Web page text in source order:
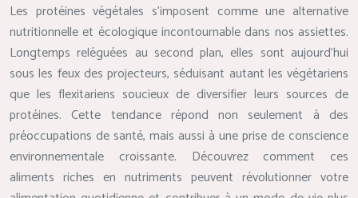
Les protéines végétales s’imposent comme une alternative
nutritionnelle et écologique incontournable dans nos assiettes.
Longtemps reléguées au second plan, elles sont aujourd’hui
sous les feux des projecteurs, séduisant autant les végétariens
que les flexitariens soucieux de diversifier leurs sources de
protéines. Cette tendance répond non seulement à des
préoccupations de santé, mais aussi à une prise de conscience
environnementale croissante. Découvrez comment ces
aliments riches en nutriments peuvent révolutionner votre